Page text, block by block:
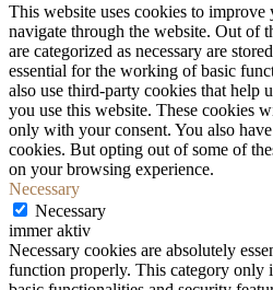
This website uses cookies to
navigate through the website. Out of
are categorized as necessary are
essential for the working of basic
also use third-party cookies that help
you use this website. These cookies
only with your consent. You also
cookies. But opting out of some of
on your browsing experience.
Necessary
Necessary
immer aktiv
Necessary cookies are absolutely
function properly. This category only